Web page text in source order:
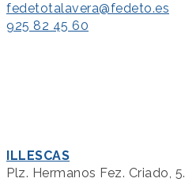
fedetotalavera@fedeto.es
925 82 45 60
ILLESCAS
Plz. Hermanos Fez. Criado, 5.